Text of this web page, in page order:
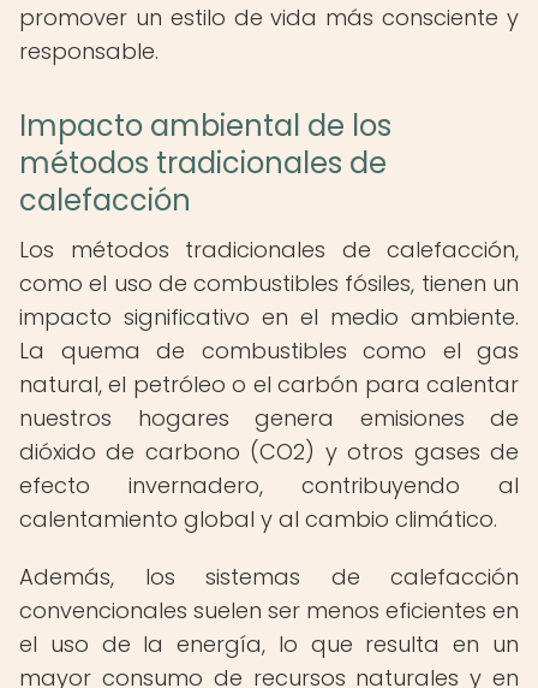
promover un estilo de vida más consciente y
responsable.
Impacto ambiental de los
métodos tradicionales de
calefacción
Los métodos tradicionales de calefacción,
como el uso de combustibles fósiles, tienen un
impacto significativo en el medio ambiente.
La quema de combustibles como el gas
natural, el petróleo o el carbón para calentar
nuestros hogares genera emisiones de
dióxido de carbono (CO2) y otros gases de
efecto invernadero, contribuyendo al
calentamiento global y al cambio climático.
Además, los sistemas de calefacción
convencionales suelen ser menos eficientes en
el uso de la energía, lo que resulta en un
mayor consumo de recursos naturales y en